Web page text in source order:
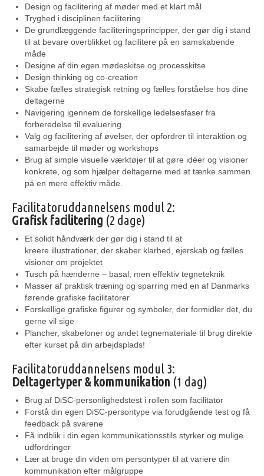
Design og facilitering af møder med et klart mål
Tryghed i disciplinen facilitering
De grundlæggende faciliteringsprincipper, der gør dig i stand
til at bevare overblikket og facilitere på en samskabende
måde
Designe af din egen mødeskitse og processkitse
Design thinking og co-creation
Skabe fælles strategisk retning og fælles forståelse hos dine
deltagerne
Navigering igennem de forskellige ledelsesfaser fra
forberedelse til evaluering
Valg og facilitering af øvelser, der opfordrer til interaktion og
samarbejde til møder og workshops
Brug af simple visuelle værktøjer til at gøre idéer og visioner
konkrete, og som hjælper deltagerne med at tænke sammen
på en mere effektiv måde.
Facilitatoruddannelsens modul 2:
Grafisk facilitering (2 dage)
Et solidt håndværk der gør dig i stand til at
kreere illustrationer, der skaber klarhed, ejerskab og fælles
visioner om projektet
Tusch på hænderne – basal, men effektiv tegneteknik
Masser af praktisk træning og sparring med en af Danmarks
førende grafiske facilitatorer
Forskellige grafiske figurer og symboler, der formidler det, du
gerne vil sige
Plancher, skabeloner og andet tegnemateriale til brug direkte
efter kurset på din arbejdsplads!
Facilitatoruddannelsens modul 3:
Deltagertyper & kommunikation (1 dag)
Brug af DiSC-personlighedstest i rollen som facilitator
Forstå din egen DiSC-persontype via forudgående test og få
feedback på svarene
Få indblik i din egen kommunikationsstils styrker og mulige
udfordringer
Lær at bruge din viden om persontyper til at variere din
kommunikation efter målgruppe